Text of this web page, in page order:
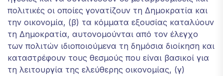
πολιτικές οι οποίες γονατίζουν τη Δημοκρατία και
την οικονομία, (β) τα κόμματα εξουσίας καταλύουν
τη Δημοκρατία, αυτονομούνται από τον έλεγχο
των πολιτών ιδιοποιούμενα τη δημόσια διοίκηση και
καταστρέφουν τους θεσμούς που είναι βασικοί για
τη λειτουργία της ελεύθερης οικονομίας, (γ)